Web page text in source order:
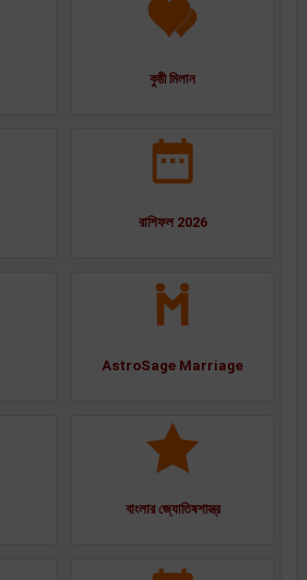
কুষ্ঠী মিলান
রাশিফল 2026
AstroSage Marriage
বাংলার জ্যোতিষশাস্ত্র